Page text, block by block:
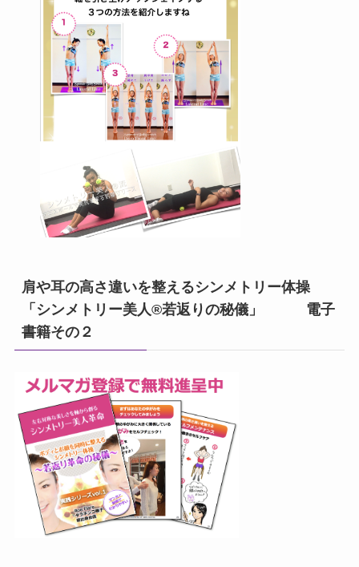
肩や耳の高さ違いを整えるシンメトリー体操
「シンメトリー美人®若返りの秘儀」 電子
書籍その２